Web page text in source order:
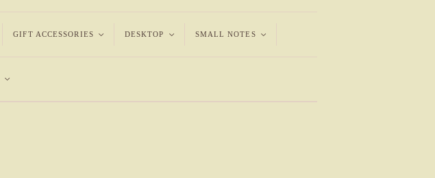
GIFT ACCESSORIES < DESKTOP < SMALL NOTES <
<